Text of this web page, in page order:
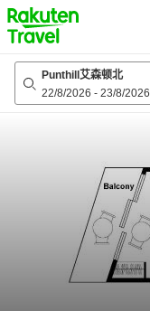
to
top
page
Punthill艾森顿北
22/8/2026 - 23/8/2026